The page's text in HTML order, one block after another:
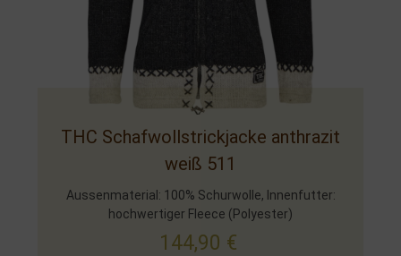
THC Schafwollstrickjacke anthrazit
weiß 511
Aussenmaterial: 100% Schurwolle, Innenfutter:
hochwertiger Fleece (Polyester)
144,90 €